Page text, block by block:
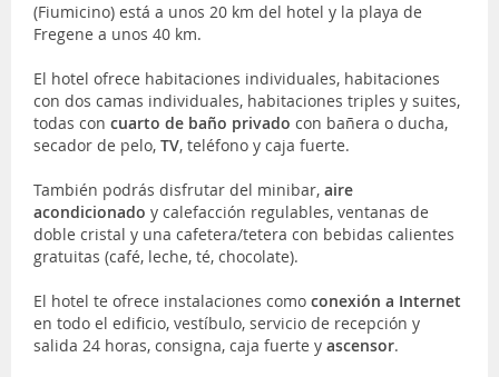
(Fiumicino) está a unos 20 km del hotel y la playa de
Fregene a unos 40 km.
El hotel ofrece habitaciones individuales, habitaciones
con dos camas individuales, habitaciones triples y suites,
todas con cuarto de baño privado con bañera o ducha,
secador de pelo, TV, teléfono y caja fuerte.
También podrás disfrutar del minibar, aire
acondicionado y calefacción regulables, ventanas de
doble cristal y una cafetera/tetera con bebidas calientes
gratuitas (café, leche, té, chocolate).
El hotel te ofrece instalaciones como conexión a Internet
en todo el edificio, vestíbulo, servicio de recepción y
salida 24 horas, consigna, caja fuerte y ascensor.